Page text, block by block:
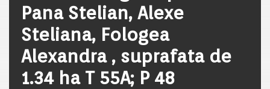
Pana Stelian, Alexe
Steliana, Fologea
Alexandra , suprafata de
1.34 ha T 55A; P 48